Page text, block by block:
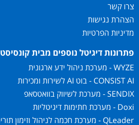
צרו קשר
הצהרת נגישות
מדיניות הפרטיות
פתרונות דיגיטל נוספים מבית קונסיסט
WYZE - מערכת ניהול ידע ארגונית
CONSIST AI - בוט AI לשירות ומכירות
SENDIX - מערכת לשיווק בוואטסאפ
Doxi - מערכת חתימות דיגיטליות
QLeader - מערכת חכמה לניהול וזימון תורים